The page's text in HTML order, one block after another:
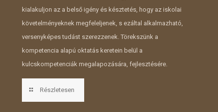
kialakuljon az a belső igény és késztetés, hogy az iskolai
követelményeknek megfeleljenek, s ezáltal alkalmazható,
versenyképes tudást szerezzenek. Törekszünk a
kompetencia alapú oktatás keretein belül a
kulcskompetenciák megalapozására, fejlesztésére.
Részletesen